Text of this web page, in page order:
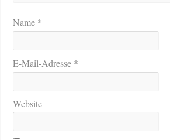
Name *
E-Mail-Adresse *
Website